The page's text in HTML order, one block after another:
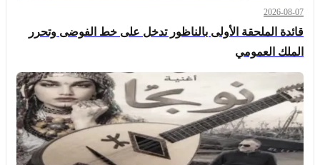
2026-08-07
قائدة الملحقة الأولى بالناظور تدخل على خط الفوضى وتحرر
الملك العمومي